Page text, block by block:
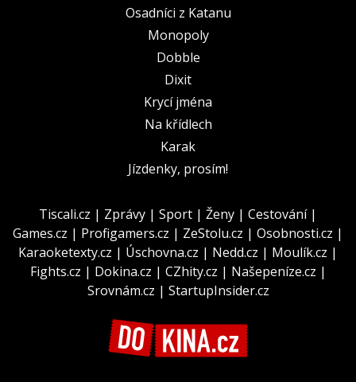
Osadníci z Katanu
Monopoly
Dobble
Dixit
Krycí jména
Na křídlech
Karak
Jízdenky, prosím!
Tiscali.cz | Zprávy | Sport | Ženy | Cestování|
Games.cz | Profigamers.cz | ZeStolu.cz | Osobnosti.cz |
Karaoketexty.cz | Úschovna.cz | Nedd.cz | Moulík.cz |
Fights.cz | Dokina.cz | CZhity.cz | Našepeníze.cz |
Srovnám.cz | StartupInsider.cz